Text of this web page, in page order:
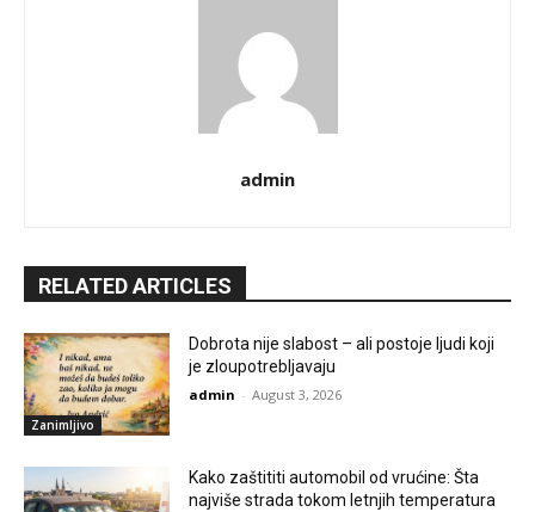
admin
RELATED ARTICLES
Zanimljivo
Dobrota nije slabost – ali postoje ljudi koji
je zloupotrebljavaju
admin - August 3, 2026
Kako zaštititi automobil od vrućine: Šta
najviše strada tokom letnjih temperatura